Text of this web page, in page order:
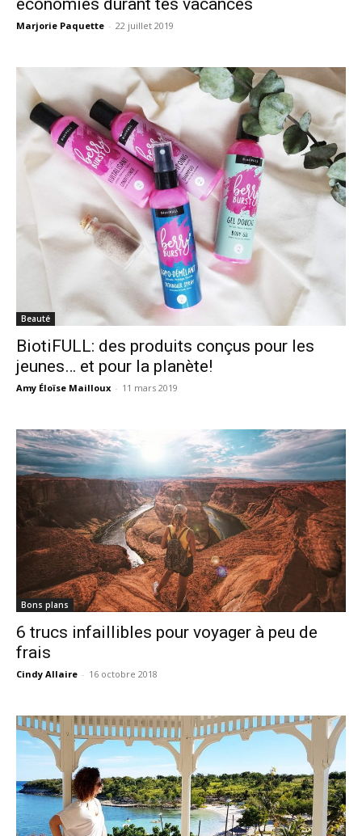
économies durant tes vacances
Marjorie Paquette - 22 juillet 2019
Beauté
BiotiFULL: des produits conçus pour les
jeunes… et pour la planète!
Amy Éloïse Mailloux - 11 mars 2019
Bons plans
6 trucs infaillibles pour voyager à peu de
frais
Cindy Allaire - 16 octobre 2018